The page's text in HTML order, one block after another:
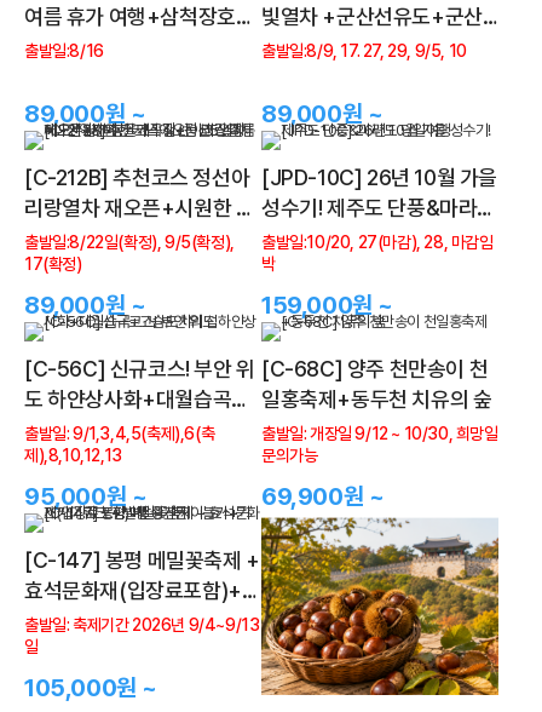
여름 휴가 여행+삼척장호항
+삼척대금굴환선굴모노레
출발일:8/16
89,000원 ~
빛열차 +군산선유도+군산
철길로 떠나는 낭만여행
출발일:8/9, 17. 27, 29, 9/5, 10
89,000원 ~
[C-212B] 추천코스 정선아
리랑열차 재오픈+시원한 저
녁에오는 코스!여름에도시원
한 항골계곡길+정선5일장
+나전역카페
출발일:8/22일(확정), 9/5(확정),
17(확정)
89,000원 ~
[JPD-10C] 26년 10월 가을
성수기! 제주도 단풍&마라도
당일여행
출발일:10/20, 27(마감), 28, 마감임
박
159,000원 ~
[C-56C] 신규코스! 부안 위
도 하얀상사화+대월습곡
+고슴도치의 섬
출발일: 9/1,3,4,5(축제),6(축
제),8,10,12,13
95,000원 ~
[C-68C] 양주 천만송이 천
일홍축제+동두천 치유의 숲
출발일: 개장일 9/12 ~ 10/30, 희망일
문의가능
69,900원 ~
[C-147] 봉평 메밀꽃축제 +
효석문화재(입장료포함)+발
왕산케이블카+기 스카이워
크 + 발왕수가든
출발일: 축제기간 2026년 9/4~9/13
일
105,000원 ~